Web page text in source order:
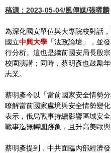
稿源：2023-05-04/風傳媒/張曜麟
為深化國安單位與大專院校對話
國立中興大學 「法政論壇」，並
行分析。這也是繼前國安局長殷
校園演講；同時，蔡明彥也鼓勵
志業。
蔡明彥今以「當前國家安全情勢
瞭解當前國家處境與安全情勢變
表示，俄烏戰事持續影響區域安
戰事迄無轉圜跡象，且升高美歐
蔡明彥提到，中共面臨內部經濟